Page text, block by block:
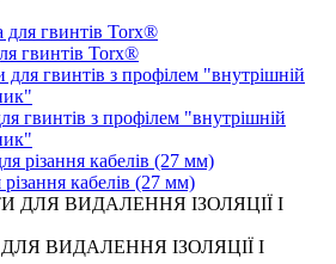
гвинтів Torx®
гвинтів з профілем "внутрішній
кабелів (27 мм)
ВИДАЛЕННЯ ІЗОЛЯЦІЇ І